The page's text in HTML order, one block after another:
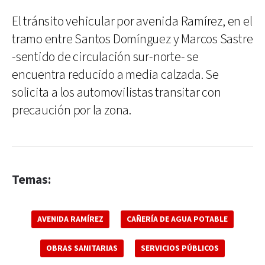
El tránsito vehicular por avenida Ramírez, en el
tramo entre Santos Domínguez y Marcos Sastre
-sentido de circulación sur-norte- se
encuentra reducido a media calzada. Se
solicita a los automovilistas transitar con
precaución por la zona.
Temas:
AVENIDA RAMÍREZ CAÑERÍA DE AGUA POTABLE
OBRAS SANITARIAS SERVICIOS PÚBLICOS